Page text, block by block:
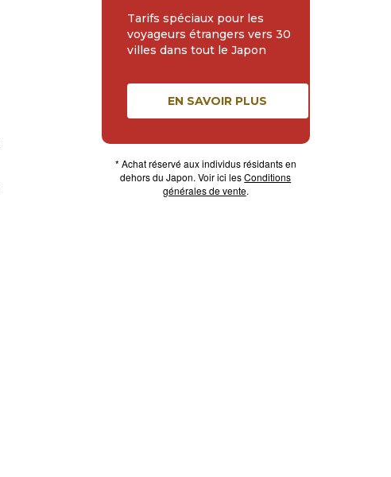
Tarifs spéciaux pour les
voyageurs étrangers vers 30
villes dans tout le Japon
EN SAVOIR PLUS
* Achat réservé aux individus résidants en
dehors du Japon. Voir ici lesConditions
générales de vente.